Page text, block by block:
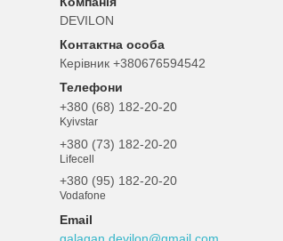
DEVILON
Керівник +380676594542
+380 (68) 182-20-20
Kyivstar
+380 (73) 182-20-20
Lifecell
+380 (95) 182-20-20
Vodafone